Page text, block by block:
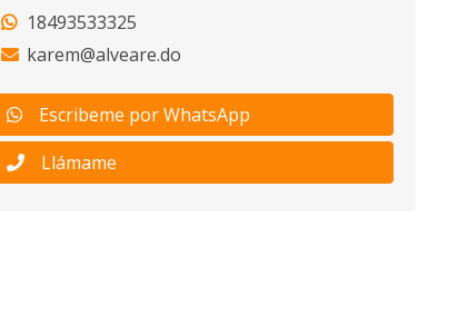
18493533325
karem@alveare.do
Escribeme por WhatsApp
Llámame